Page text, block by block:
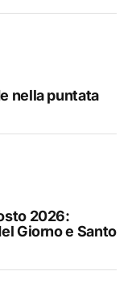
nella puntata
2026:
Giorno e Santo